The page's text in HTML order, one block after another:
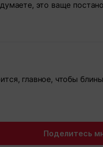
это ваще
главное, чтобы
Поделитесь